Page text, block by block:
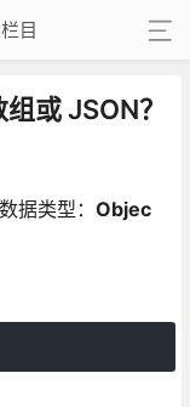
栏目
或 JSON？
据类型： Objec